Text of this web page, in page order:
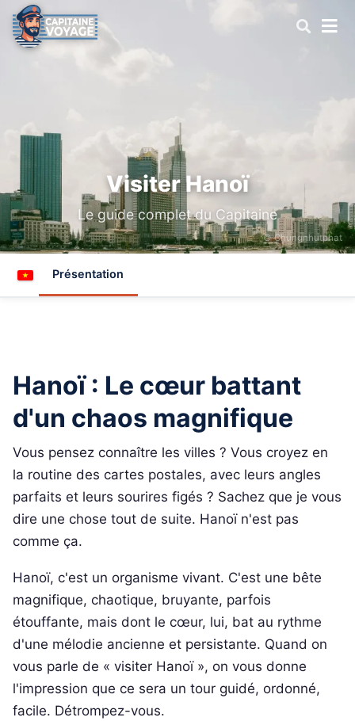
Visiter Hanoï
Le guide complet du Capitaine
© Chungnhutphat
Présentation
Hanoï : Le cœur battant
d'un chaos magnifique
Vous pensez connaître les villes ? Vous croyez en
la routine des cartes postales, avec leurs angles
parfaits et leurs sourires figés ? Sachez que je vous
dire une chose tout de suite. Hanoï n'est pas
comme ça.
Hanoï, c'est un organisme vivant. C'est une bête
magnifique, chaotique, bruyante, parfois
étouffante, mais dont le cœur, lui, bat au rythme
d'une mélodie ancienne et persistante. Quand on
vous parle de « visiter Hanoï », on vous donne
l'impression que ce sera un tour guidé, ordonné,
facile. Détrompez-vous.